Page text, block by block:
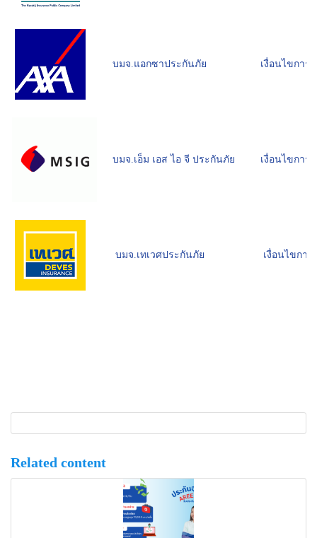
บมจ.แอกซาประกันภัย เงื่อนไขการ
บมจ.เอ็ม เอส ไอ จี ประกันภัย เงื่อนไขการ
บมจ.เทเวศประกันภัย เงื่อนไขกา
Related content